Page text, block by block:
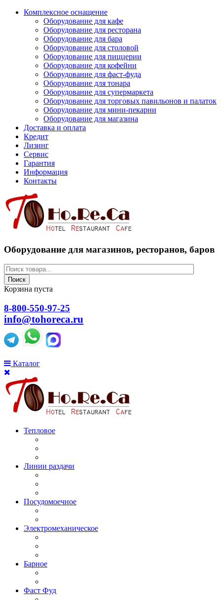
Комплексное оснащение
Оборудование для кафе
Оборудование для ресторана
Оборудование для бара
Оборудование для столовой
Оборудование для пиццерии
Оборудование для кофейни
Оборудование для фаст-фуда
Оборудование для тонара
Оборудование для супермаркета
Оборудование для торговых павильонов и палаток
Оборудование для мини-пекарни
Оборудование для магазина
Доставка и оплата
Кредит
Лизинг
Сервис
Гарантия
Информация
Контакты
Оборудование для магазинов, ресторанов, баров
Поиск
Корзина пуста
8-800-550-97-25
info@tohoreca.ru
Каталог
Тепловое
Линии раздачи
Посудомоечное
Электромеханическое
Барное
Фаст Фуд